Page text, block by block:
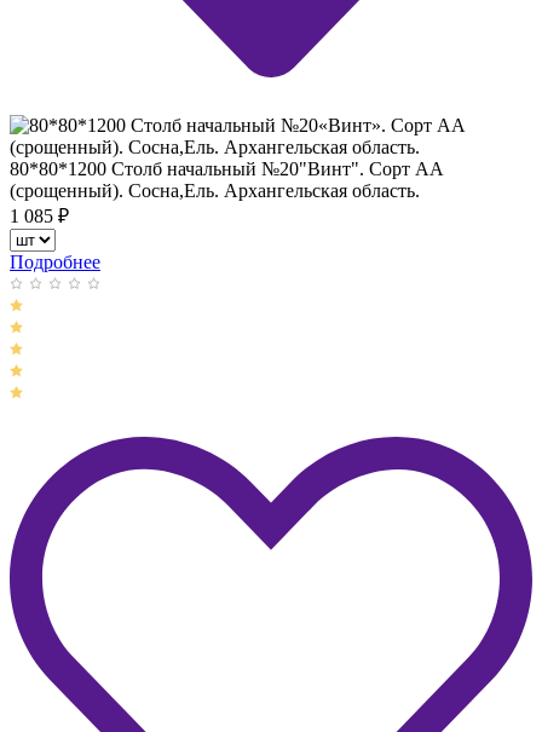
80*80*1200 Столб начальный №20"Винт". Сорт АА
(срощенный). Сосна,Ель. Архангельская область.
1 085 ₽
Подробнее